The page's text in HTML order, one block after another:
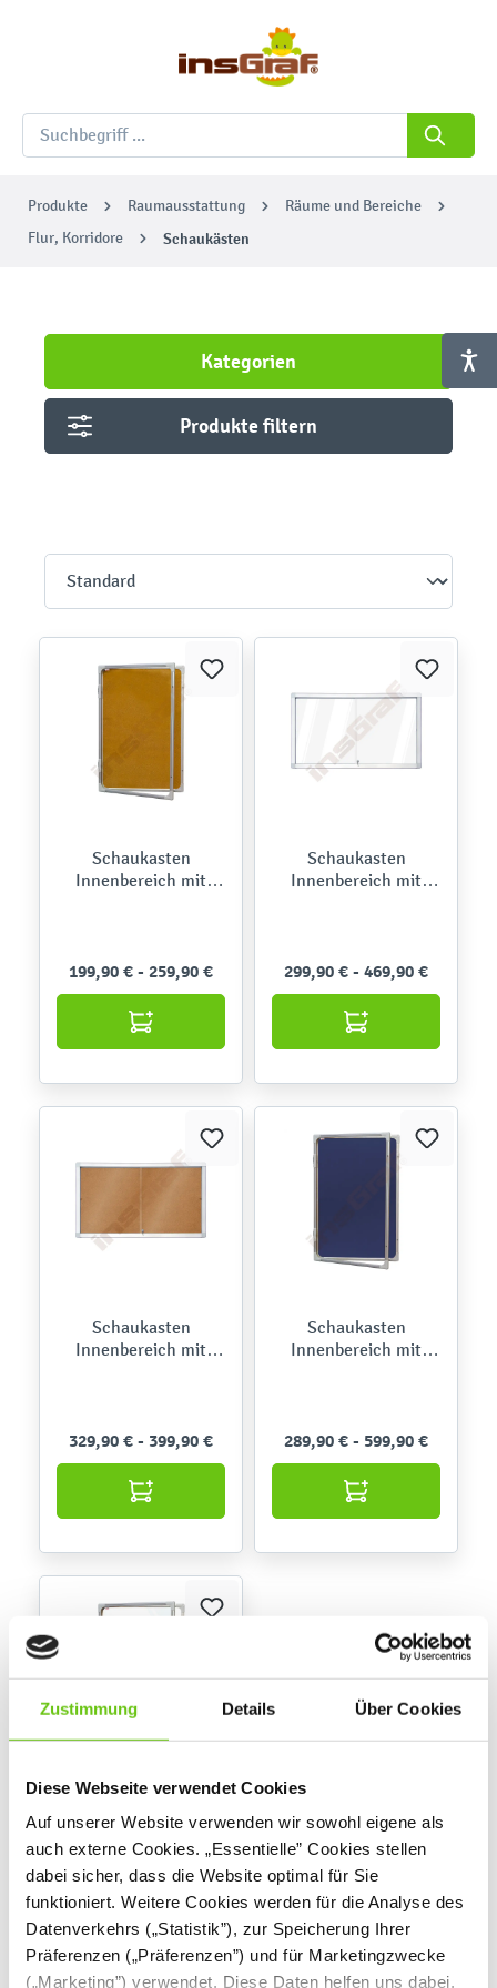
Zustimmung Details Über Cookies
Diese Webseite verwendet Cookies
Auf unserer Website verwenden wir sowohl eigene als
auch externe Cookies. „Essentielle” Cookies stellen
dabei sicher, dass die Website optimal für Sie
funktioniert. Weitere Cookies werden für die Analyse des
Datenverkehrs („Statistik”), zur Speicherung Ihrer
Präferenzen („Präferenzen”) und für Marketingzwecke
(„Marketing”) verwendet. Diese Daten helfen uns dabei,
Produkte Raumausstattung
Räume und Bereiche
Flur, Korridore
Schaukästen
Kategorien
Produkte filtern
Schaukasten
Innenbereich mit
199,90 € - 259,90 €
Schaukasten
Innenbereich mit
299,90 € - 469,90 €
Schaukasten
Innenbereich mit
329,90 € - 399,90 €
Schaukasten
Innenbereich mit
289,90 € - 599,90 €
Schaukasten
Innenbereich mit
Schwenktür,
Whiteboard
299,90 € - 469,90 €